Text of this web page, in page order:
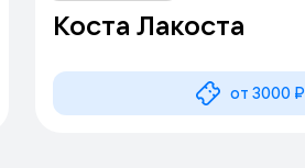
Коста Лакоста
от 3000 ₽